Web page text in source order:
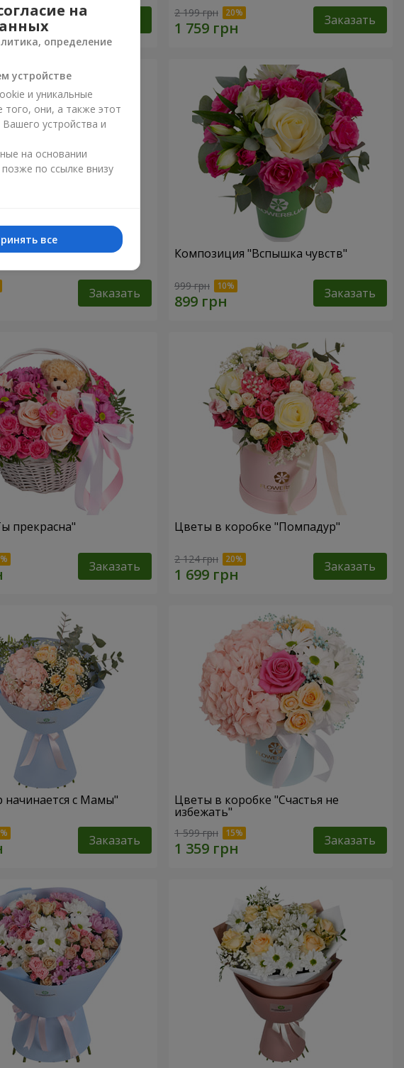
2 199 грн Заказать
"Нежный поцелуй"
Заказать
Композиция "Вспышка чувств"
999 грн Заказать
прекрасна"
Заказать
Цветы в коробке "Помпадур"
2 124 грн Заказать
начинается с Мамы"
Заказать
Цветы в коробке "Счастья не
избежать"
1 599 грн Заказать
на
определение
устройстве
и уникальные
они, а также этот
устройства и
на основании
по ссылке внизу
все